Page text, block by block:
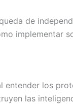
de
implementar
entender los
las